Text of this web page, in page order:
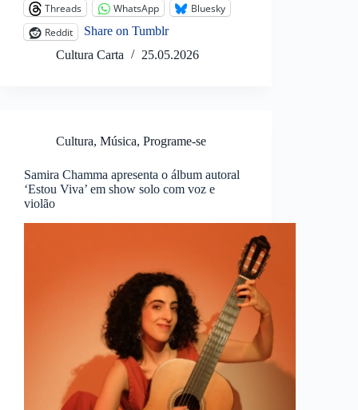
Threads
WhatsApp
Bluesky
Reddit
Share on Tumblr
Cultura Carta
25.05.2026
Cultura, Música, Programe-se
Samira Chamma apresenta o álbum autoral
‘Estou Viva’ em show solo com voz e
violão